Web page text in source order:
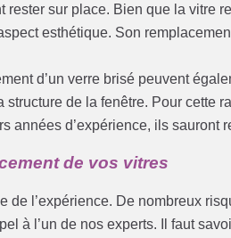
rester sur place. Bien que la vitre
esthétique. Son
d’un verre brisé peuvent
de la fenêtre. Pour cette
années d’expérience, ils sauront
de vos vitres
de l’expérience. De nombreux
à l’un de nos experts. Il faut